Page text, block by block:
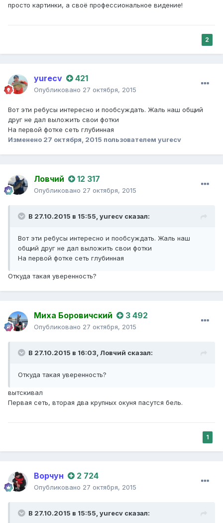
просто картинки, а своё профессиональное видение!
2
yurecv 421
Опубликовано 27 октября, 2015
Вот эти ребусы интересно и пообсуждать. Жаль наш общий
друг не дал выложить свои фотки
На первой фотке сеть глубинная
Изменено 27 октября, 2015 пользователем yurecv
Ловчий 12 317
Опубликовано 27 октября, 2015
В 27.10.2015 в 15:55, yurecv сказал:
Вот эти ребусы интересно и пообсуждать. Жаль наш
общий друг не дал выложить свои фотки
На первой фотке сеть глубинная
Откуда такая уверенность?
Миха Боровичский 3 492
Опубликовано 27 октября, 2015
В 27.10.2015 в 16:03, Ловчий сказал:
Откуда такая уверенность?
вытскивал
Первая сеть, вторая два крупных окуня пасутся бель.
1
Ворчун 2 724
Опубликовано 27 октября, 2015
В 27.10.2015 в 15:55, yurecv сказал: